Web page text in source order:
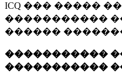
ICQ ��� �����
�����������
������
�����������
�����������